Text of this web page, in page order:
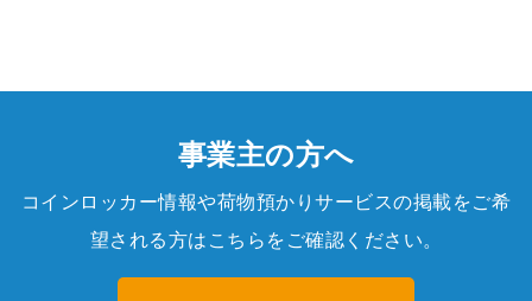
事業主の方へ
コインロッカー情報や荷物預かりサービスの掲載をご希
望される方はこちらをご確認ください。